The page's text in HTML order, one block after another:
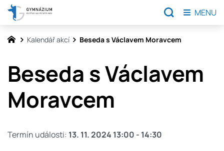
Kalendář akcí Beseda s Václavem Moravcem
Beseda s Václavem
Moravcem
Termín události: 13. 11. 2024 13:00 - 14:30
MENU